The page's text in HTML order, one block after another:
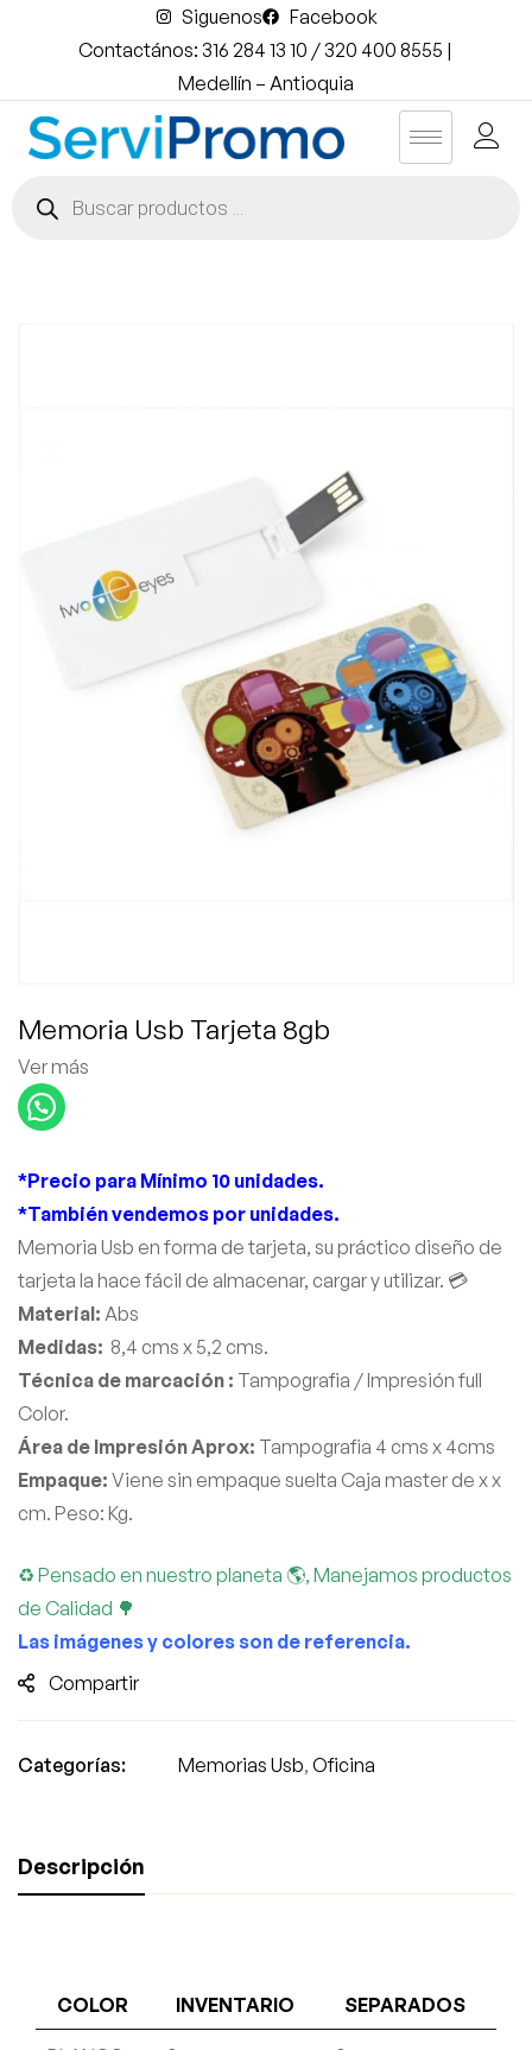
Siguenos
Facebook
Contactános: 316 284 13 10 / 320 400 8555 |
Medellín – Antioquia
Memoria Usb Tarjeta 8gb
Ver más
*Precio para Mínimo 10 unidades.
*También vendemos por unidades.
Memoria Usb en forma de tarjeta, su práctico diseño de
tarjeta la hace fácil de almacenar, cargar y utilizar. 💳
Material: Abs
Medidas: 8,4 cms x 5,2 cms.
Técnica de marcación : Tampografia / Impresión full
Color.
Área de Impresión Aprox: Tampografia 4 cms x 4cms
Empaque: Viene sin empaque suelta Caja master de x x
cm. Peso: Kg.
♻ Pensado en nuestro planeta 🌎, Manejamos productos
de Calidad 🌳
Las imágenes y colores son de referencia.
Compartir
Categorías: Memorias Usb, Oficina
Descripción
COLOR INVENTARIO SEPARADOS